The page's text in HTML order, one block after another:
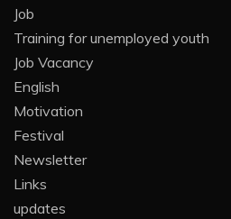
Job
Training for unemployed youth
Job Vacancy
English
Motivation
Festival
Newsletter
Links
updates